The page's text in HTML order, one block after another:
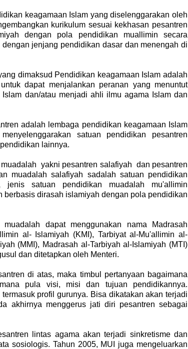
keagamaan Islam yang diselenggarakan oleh
kurikulum sesuai kekhasan pesantren
dengan pola pendidikan muallimin secara
jenjang pendidikan dasar dan menengah di
dimaksud Pendidikan keagamaan Islam adalah
dapat menjalankan peranan yang menuntut
dan/atau menjadi ahli ilmu agama Islam dan
adalah lembaga pendidikan keagamaan Islam
satuan pendidikan pesantren
lainnya.
yakni pesantren salafiyah dan pesantren
muadalah salafiyah sadalah satuan pendidikan
jenis satuan pendidikan muadalah mu'allimin
dirasah islamiyah dengan pola pendidikan
dapat menggunakan nama Madrasah
al- Islamiyah (KMI), Tarbiyat al-Mu'allimin al-
(MMI), Madrasah al-Tarbiyah al-Islamiyah (MTI)
dan ditetapkan oleh Menteri.
di atas, maka timbul pertanyaan bagaimana
pula visi, misi dan tujuan pendidikannya.
profil gurunya. Bisa dikatakan akan terjadi
akhirnya menggerus jati diri pesantren sebagai
lintas agama akan terjadi sinkretisme dan
sosiologis. Tahun 2005, MUI juga mengeluarkan